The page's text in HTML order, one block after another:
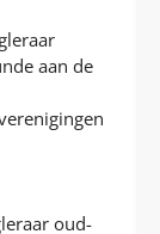
aan de
oud-